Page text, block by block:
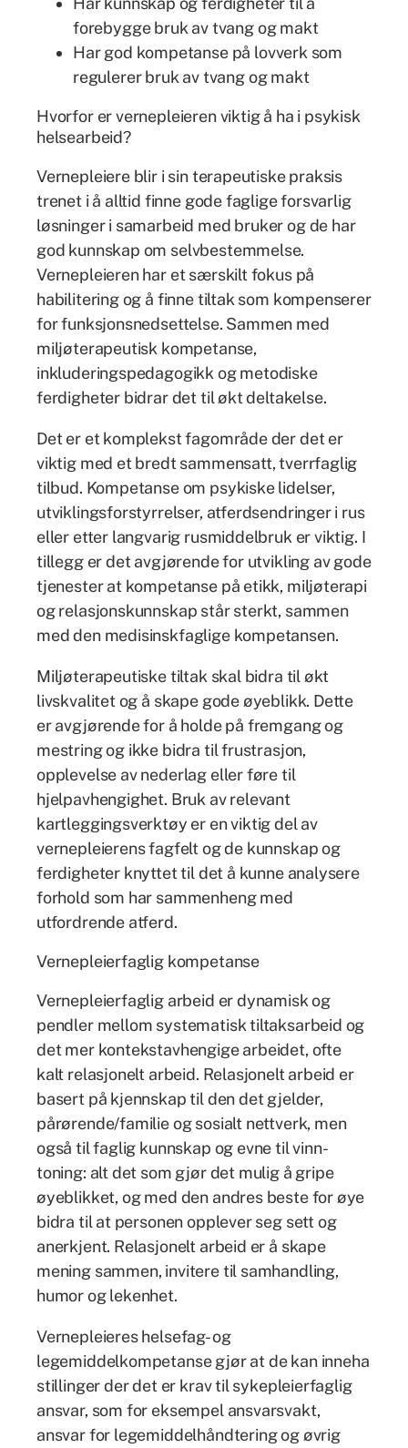
forebygge bruk av tvang og makt
Har god kompetanse på lovverk som
regulerer bruk av tvang og makt
Hvorfor er vernepleieren viktig å ha i psykisk
helsearbeid?
Vernepleiere blir i sin terapeutiske praksis
trenet i å alltid finne gode faglige forsvarlig
løsninger i samarbeid med bruker og de har
god kunnskap om selvbestemmelse.
Vernepleieren har et særskilt fokus på
habilitering og å finne tiltak som kompenserer
for funksjonsnedsettelse. Sammen med
miljøterapeutisk kompetanse,
inkluderingspedagogikk og metodiske
ferdigheter bidrar det til økt deltakelse.
Det er et komplekst fagområde der det er
viktig med et bredt sammensatt, tverrfaglig
tilbud. Kompetanse om psykiske lidelser,
utviklingsforstyrrelser, atferdsendringer i rus
eller etter langvarig rusmiddelbruk er viktig. I
tillegg er det avgjørende for utvikling av gode
tjenester at kompetanse på etikk, miljøterapi
og relasjonskunnskap står sterkt, sammen
med den medisinskfaglige kompetansen.
Miljøterapeutiske tiltak skal bidra til økt
livskvalitet og å skape gode øyeblikk. Dette
er avgjørende for å holde på fremgang og
mestring og ikke bidra til frustrasjon,
opplevelse av nederlag eller føre til
hjelpavhengighet. Bruk av relevant
kartleggingsverktøy er en viktig del av
vernepleierens fagfelt og de kunnskap og
ferdigheter knyttet til det å kunne analysere
forhold som har sammenheng med
utfordrende atferd.
Vernepleierfaglig kompetanse
Vernepleierfaglig arbeid er dynamisk og
pendler mellom systematisk tiltaksarbeid og
det mer kontekstavhengige arbeidet, ofte
kalt relasjonelt arbeid. Relasjonelt arbeid er
basert på kjennskap til den det gjelder,
pårørende/familie og sosialt nettverk, men
også til faglig kunnskap og evne til vinn-
toning: alt det som gjør det mulig å gripe
øyeblikket, og med den andres beste for øye
bidra til at personen opplever seg sett og
anerkjent. Relasjonelt arbeid er å skape
mening sammen, invitere til samhandling,
humor og lekenhet.
Vernepleieres helsefag- og
legemiddelkompetanse gjør at de kan inneha
stillinger der det er krav til sykepleierfaglig
ansvar, som for eksempel ansvarsvakt,
ansvar for legemiddelhåndtering og øvrig